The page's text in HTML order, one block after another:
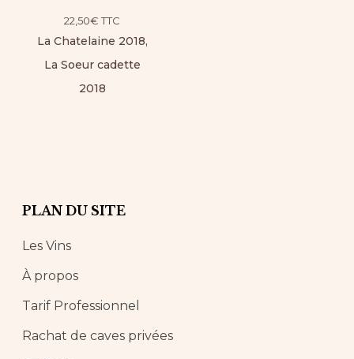
22,50€ TTC
La Chatelaine 2018,
La Soeur cadette
2018
PLAN DU SITE
Les Vins
À propos
Tarif Professionnel
Rachat de caves privées